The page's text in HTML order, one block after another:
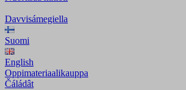
Davvisámegiella
Suomi
English
Oppimateriaalikauppa
Čáládât